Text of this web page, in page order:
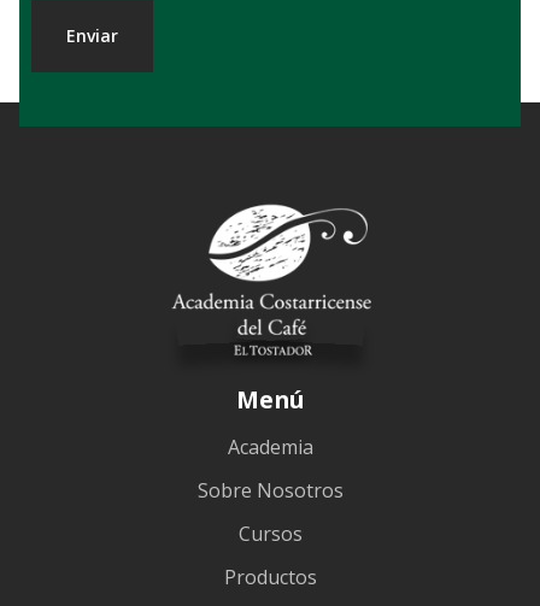
Menú
Academia
Sobre Nosotros
Cursos
Productos